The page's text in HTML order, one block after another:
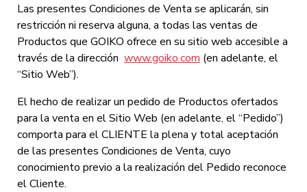
Las presentes Condiciones de Venta se aplicarán, sin
restricción ni reserva alguna, a todas las ventas de
Productos que GOIKO ofrece en su sitio web accesible a
través de la dirección www.goiko.com (en adelante, el
“Sitio Web”).
El hecho de realizar un pedido de Productos ofertados
para la venta en el Sitio Web (en adelante, el “Pedido”)
comporta para el CLIENTE la plena y total aceptación
de las presentes Condiciones de Venta, cuyo
conocimiento previo a la realización del Pedido reconoce
el Cliente.